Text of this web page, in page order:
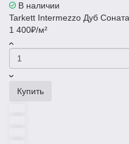
В наличии
Tarkett Intermezzo Дуб
1 400₽/м²
Купить